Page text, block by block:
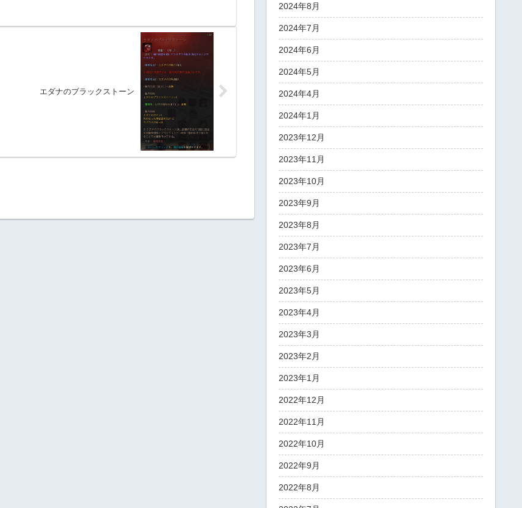
エダナのブラックストーン
2024年8月
2024年7月
2024年6月
2024年5月
2024年4月
2024年1月
2023年12月
2023年11月
2023年10月
2023年9月
2023年8月
2023年7月
2023年6月
2023年5月
2023年4月
2023年3月
2023年2月
2023年1月
2022年12月
2022年11月
2022年10月
2022年9月
2022年8月